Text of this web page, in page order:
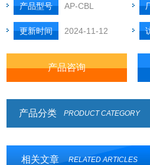
器，测试同样快速。
产品型号 AP-CBL
更新时间 2024-11-12
产品咨询
产品分类 PRODUCT CATEGORY
相关文章 RELATED ARTICLES